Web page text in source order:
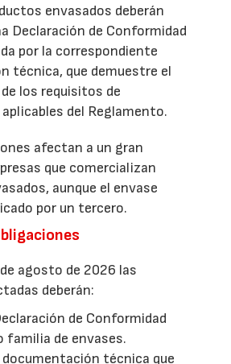
envasados deberán
Declaración de Conformidad
por la correspondiente
técnica, que demuestre el
los requisitos de
del Reglamento.
afectan a un gran
que comercializan
aunque el envase
por un tercero.
agosto de 2026 las
deberán:
de Conformidad
familia de envases.
documentación técnica que